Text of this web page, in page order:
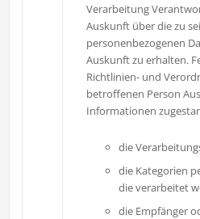
Verarbeitung
Auskunft über die zu
personenbezogenen
Auskunft zu erhalten.
Richtlinien- und
betroffenen Person
Informationen
die
die Kategorien
die verarbeitet
die Empfänger